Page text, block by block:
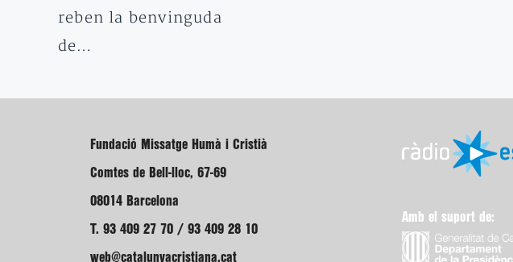
reben la benvinguda
de…
Fundació Missatge Humà i Cristià
Comtes de Bell-lloc, 67-69
08014 Barcelona
T. 93 409 27 70 / 93 409 28 10
web@catalunyacristiana.cat
Amb el suport de: